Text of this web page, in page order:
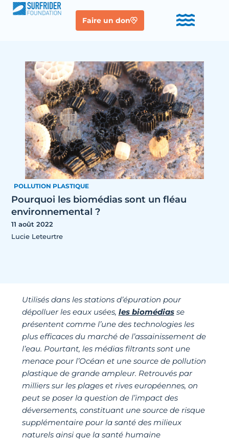
Faire un don
POLLUTION PLASTIQUE
Pourquoi les biomédias sont un fléau
environnemental ?
11 août 2022
Lucie Leteurtre
Utilisés dans les stations d’épuration pour
dépolluer les eaux usées, les biomédias se
présentent comme l’une des technologies les
plus efficaces du marché de l’assainissement de
l’eau. Pourtant, les médias filtrants sont une
menace pour l’Océan et une source de pollution
plastique de grande ampleur. Retrouvés par
milliers sur les plages et rives européennes, on
peut se poser la question de l’impact des
déversements, constituant une source de risque
supplémentaire pour la santé des milieux
naturels ainsi que la santé humaine